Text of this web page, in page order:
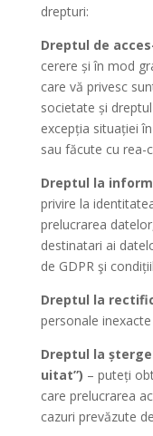
drepturi:
Dreptul de
cerere și în mod
care vă privesc
societate și
excepția situației
sau făcute cu rea-
Dreptul la
privire la
prelucrarea
destinatari ai
de GDPR şi
Dreptul la
personale inexacte
Dreptul la
uitat”) – puteți
care prelucrarea
cazuri prevăzute